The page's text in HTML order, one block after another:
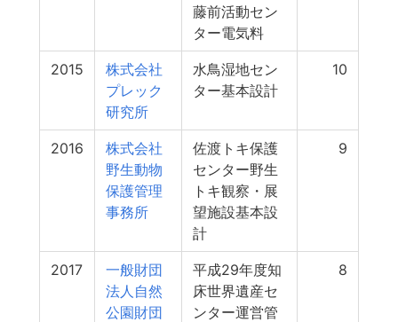
藤前活動セン
ター電気料
2015
株式会社
プレック
研究所
水鳥湿地セン
ター基本設計
10
2016
株式会社
野生動物
保護管理
事務所
佐渡トキ保護
センター野生
トキ観察・展
望施設基本設
計
9
2017
一般財団
法人自然
公園財団
平成29年度知
床世界遺産セ
ンター運営管
8